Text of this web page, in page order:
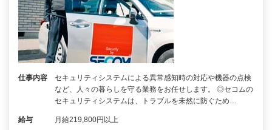
仕事内容
セキュリティシステムによる異常感知時の対応や機器の点検
など、人々の暮らしを守る業務をお任せします。 ◎セコムの
セキュリティシステムは、トラブルを未然に防ぐため…
給与 月給219,800円以上